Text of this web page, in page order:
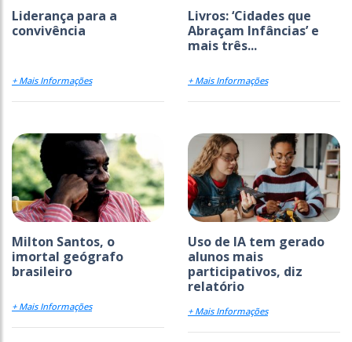
Liderança para a
convivência
+ Mais Informações
Livros: ‘Cidades que
Abraçam Infâncias’ e
mais três...
+ Mais Informações
Milton Santos, o
imortal geógrafo
brasileiro
+ Mais Informações
Uso de IA tem gerado
alunos mais
participativos, diz
relatório
+ Mais Informações